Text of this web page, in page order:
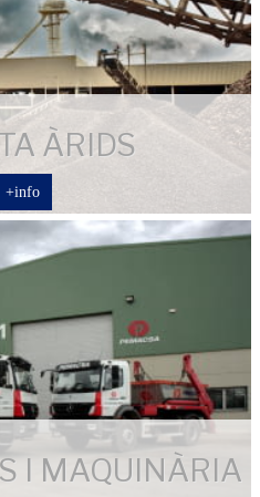
ÀRIDS
+info
I MAQUINÀRIA